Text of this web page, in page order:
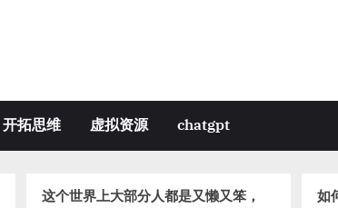
开拓思维 虚拟资源 chatgpt
这个世界上大部分人都是又懒又笨，
如